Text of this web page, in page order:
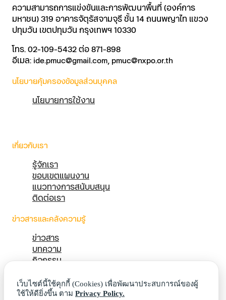
ความสามารถการแข่งขันและการพัฒนาพื้นที่ (องค์การ
มหาชน) 319 อาคารจัตุรัสจามจุรี ชั้น 14 ถนนพญาไท แขวง
ปทุมวัน เขตปทุมวัน กรุงเทพฯ 10330
โทร. 02-109-5432 ต่อ 871-898
อีเมล: ide.pmuc@gmail.com, pmuc@nxpo.or.th
นโยบายคุ้มครองข้อมูลส่วนบุคคล
นโยบายการใช้งาน
เกี่ยวกับเรา
รู้จักเรา
ขอบเขตแผนงาน
แนวทางการสนับบสนุน
ติดต่อเรา
ข่าวสารและคลังความรู้
ข่าวสาร
บทความ
กิจกรรม
ผลงานเด่น
เว็บไซต์นี้ใช้คุกกี้ (Cookies) เพื่อพัฒนาประสบการณ์ของผู้
ใช้ให้ดียิ่งขึ้น ตาม Privacy Policy.